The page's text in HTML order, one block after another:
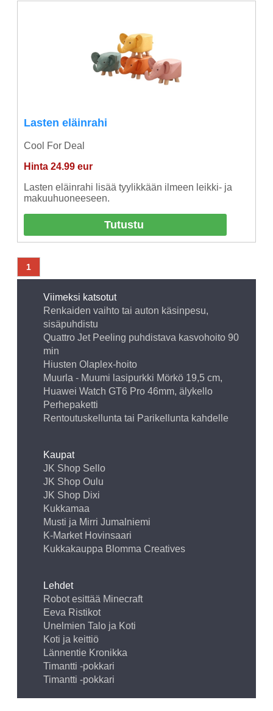
Lasten eläinrahi
Cool For Deal
Hinta 24.99 eur
Lasten eläinrahi lisää tyylikkään ilmeen leikki- ja
makuuhuoneeseen.
Tutustu
1
Viimeksi katsotut
Renkaiden vaihto tai auton käsinpesu,
sisäpuhdistu
Quattro Jet Peeling puhdistava kasvohoito 90
min
Hiusten Olaplex-hoito
Muurla - Muumi lasipurkki Mörkö 19,5 cm,
Huawei Watch GT6 Pro 46mm, älykello
Perhepaketti
Rentoutuskellunta tai Parikellunta kahdelle
Kaupat
JK Shop Sello
JK Shop Oulu
JK Shop Dixi
Kukkamaa
Musti ja Mirri Jumalniemi
K-Market Hovinsaari
Kukkakauppa Blomma Creatives
Lehdet
Robot esittää Minecraft
Eeva Ristikot
Unelmien Talo ja Koti
Koti ja keittiö
Lännentie Kronikka
Timantti -pokkari
Timantti -pokkari